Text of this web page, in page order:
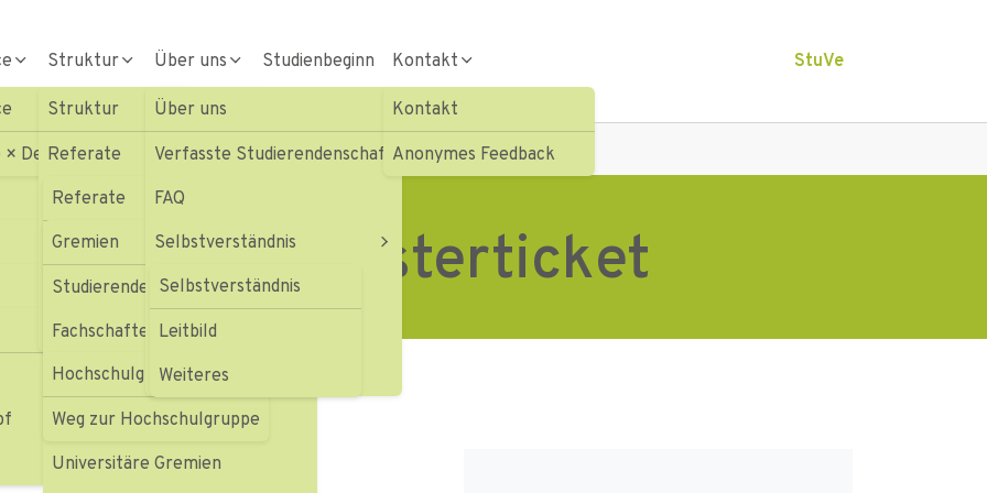
× Devils Ulm/Neu-Ulm
Struktur
Struktur
Referate
Referate
Soziales und Beratung
Service
Struktur
Gremien
Gremien
Studierendenexekutive (StEx)
Fachschaftenrat (FSR)
Studierendenparlament (StuPa)
Weitere StuVe-Gremien
Universitäre Gremien
Geschäftsstelle
Fachbereichsvertretungen
Hochschulgruppen
Hochschulgruppen
Weg zur Hochschulgruppe
Über uns
Über uns
Verfasste Studierendenschaft
FAQ
Selbstverständnis
Selbstverständnis
Leitbild
Weiteres
Beiträge & Haushalt
Satzungen & Ordnungen
Formulare
Studienbeginn Kontakt
Kontakt
Anonymes Feedback
StuVe
Projekte Landesweites Semesterticket
Semesterticket